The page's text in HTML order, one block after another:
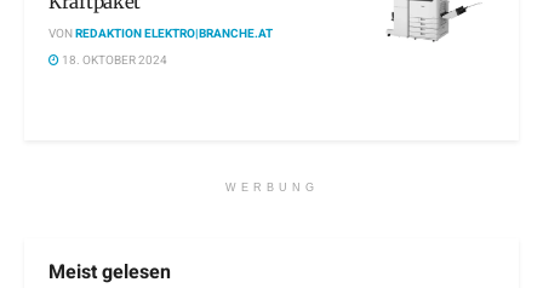
VONREDAKTION ELEKTRO|BRANCHE.AT
18. OKTOBER 2024
WERBUNG
Meist gelesen